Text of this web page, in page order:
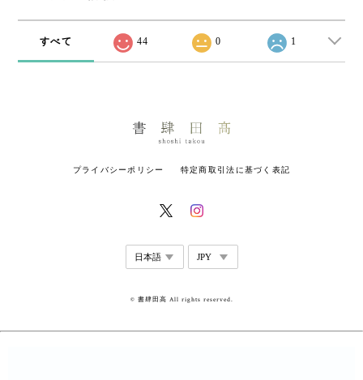
すべて 44 0 1
プライバシーポリシー 特定商取引法に基づく表記
© 書肆田高 All rights reserved.